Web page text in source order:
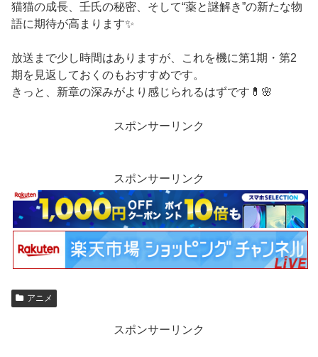
猫猫の成長、壬氏の秘密、そして“薬と謎解き”の新たな物
語に期待が高まります✨
放送まで少し時間はありますが、これを機に第1期・第2
期を見返しておくのもおすすめです。
きっと、新章の深みがより感じられるはずです💊🌸
スポンサーリンク
スポンサーリンク
アニメ
スポンサーリンク